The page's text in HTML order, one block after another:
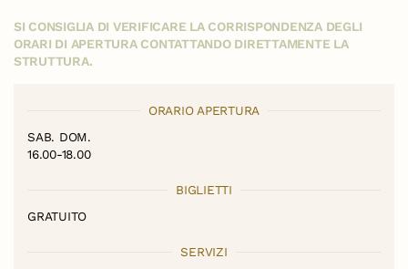
SI CONSIGLIA DI VERIFICARE LA CORRISPONDENZA DEGLI
ORARI DI APERTURA CONTATTANDO DIRETTAMENTE LA
STRUTTURA.
ORARIO APERTURA
SAB. DOM.
16.00-18.00
BIGLIETTI
GRATUITO
SERVIZI